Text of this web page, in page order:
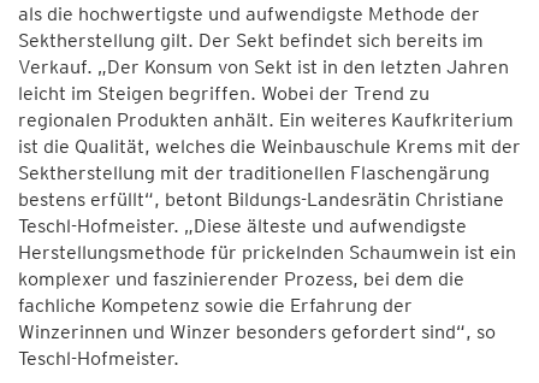
als die hochwertigste und aufwendigste Methode der
Sektherstellung gilt. Der Sekt befindet sich bereits im
Verkauf. „Der Konsum von Sekt ist in den letzten Jahren
leicht im Steigen begriffen. Wobei der Trend zu
regionalen Produkten anhält. Ein weiteres Kaufkriterium
ist die Qualität, welches die Weinbauschule Krems mit der
Sektherstellung mit der traditionellen Flaschengärung
bestens erfüllt“, betont Bildungs-Landesrätin Christiane
Teschl-Hofmeister. „Diese älteste und aufwendigste
Herstellungsmethode für prickelnden Schaumwein ist ein
komplexer und faszinierender Prozess, bei dem die
fachliche Kompetenz sowie die Erfahrung der
Winzerinnen und Winzer besonders gefordert sind“, so
Teschl-Hofmeister.